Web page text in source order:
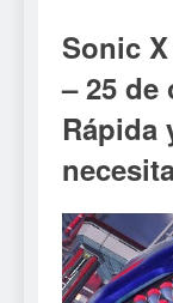
Sonic
– 25
Rápida